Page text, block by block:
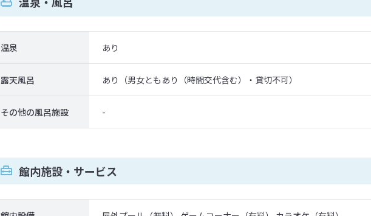
温泉 あり
露天風呂 あり（男女ともあり（時間交代含む）・貸切不可）
その他の風呂施設 -
館内施設・サービス